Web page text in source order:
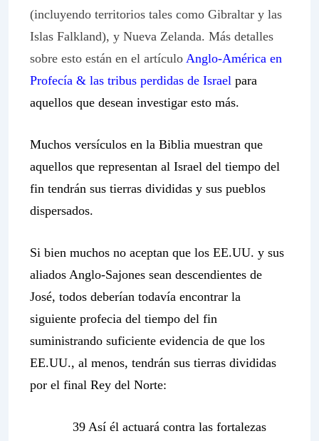
(incluyendo territorios tales como Gibraltar y las
Islas Falkland), y Nueva Zelanda. Más detalles
sobre esto están en el artículo Anglo-América en
Profecía & las tribus perdidas de Israel para
aquellos que desean investigar esto más.
Muchos versículos en la Biblia muestran que
aquellos que representan al Israel del tiempo del
fin tendrán sus tierras divididas y sus pueblos
dispersados.
Si bien muchos no aceptan que los EE.UU. y sus
aliados Anglo-Sajones sean descendientes de
José, todos deberían todavía encontrar la
siguiente profecia del tiempo del fin
suministrando suficiente evidencia de que los
EE.UU., al menos, tendrán sus tierras divididas
por el final Rey del Norte:
39 Así él actuará contra las fortalezas